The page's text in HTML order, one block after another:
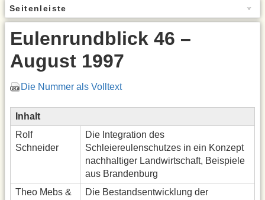
Seitenleiste
Eulenrundblick 46 –
August 1997
Die Nummer als Volltext
Inhalt
Rolf
Schneider
Die Integration des
Schleiereulenschutzes in ein Konzept
nachhaltiger Landwirtschaft, Beispiele
aus Brandenburg
Theo Mebs &
Die Bestandsentwicklung der